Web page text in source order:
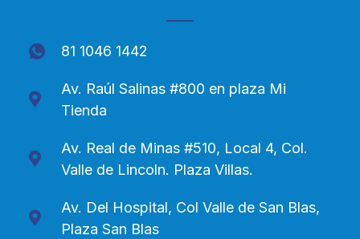
81 1046 1442
Av. Raúl Salinas #800 en plaza Mi
Tienda
Av. Real de Minas #510, Local 4, Col.
Valle de Lincoln. Plaza Villas.
Av. Del Hospital, Col Valle de San Blas,
Plaza San Blas